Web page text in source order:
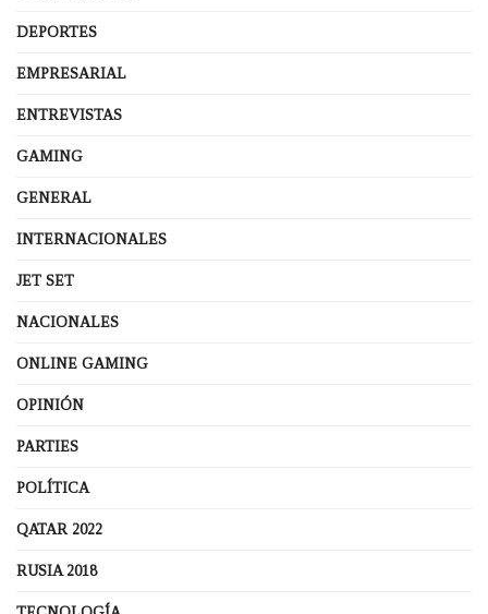
DEPORTES
EMPRESARIAL
ENTREVISTAS
GAMING
GENERAL
INTERNACIONALES
JET SET
NACIONALES
ONLINE GAMING
OPINIÓN
PARTIES
POLÍTICA
QATAR 2022
RUSIA 2018